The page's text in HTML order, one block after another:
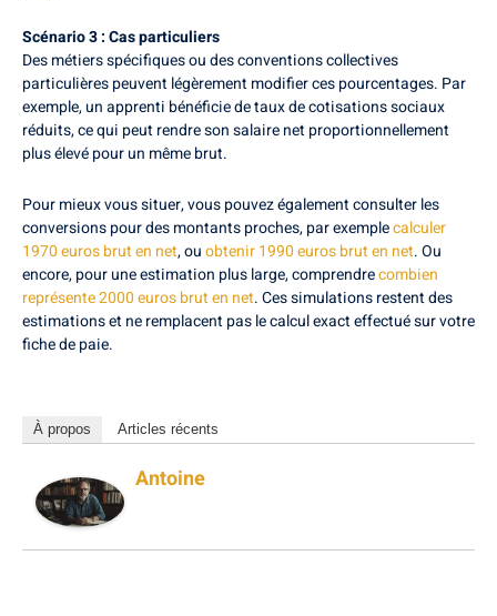
Scénario 3 : Cas particuliers
Des métiers spécifiques ou des conventions collectives
particulières peuvent légèrement modifier ces pourcentages. Par
exemple, un apprenti bénéficie de taux de cotisations sociaux
réduits, ce qui peut rendre son salaire net proportionnellement
plus élevé pour un même brut.
Pour mieux vous situer, vous pouvez également consulter les
conversions pour des montants proches, par exemplecalculer
1970 euros brut en net, ouobtenir 1990 euros brut en net. Ou
encore, pour une estimation plus large, comprendrecombien
représente 2000 euros brut en net. Ces simulations restent des
estimations et ne remplacent pas le calcul exact effectué sur votre
fiche de paie.
À propos Articles récents
Antoine